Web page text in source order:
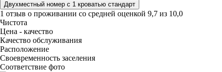
Двухместный номер с 1 кроватью стандарт
1 отзыв о проживании со средней оценкой 9,7 из 10,0
Чистота
Цена - качество
Качество обслуживания
Расположение
Своевременность заселения
Соответствие фото